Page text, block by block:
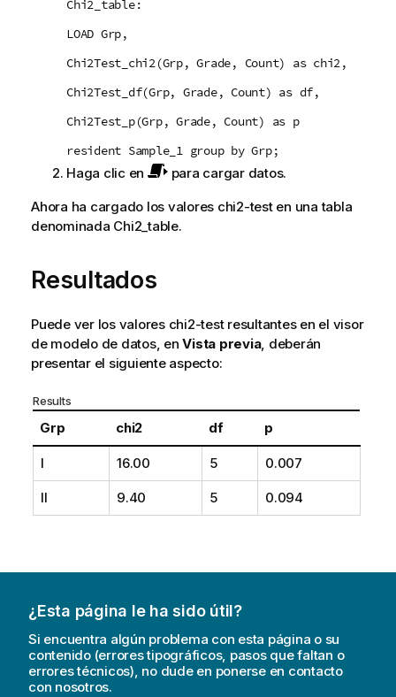
Chi2_table:
LOAD Grp,
Chi2Test_chi2(Grp, Grade, Count) as chi2,
Chi2Test_df(Grp, Grade, Count) as df,
Chi2Test_p(Grp, Grade, Count) as p
resident Sample_1 group by Grp;
Haga clic en
para cargar datos.
Ahora ha cargado los valores chi2-testen una tabla
denominada Chi2_table.
Resultados
Puede ver los valores chi2-testresultantes en el visor
de modelo de datos, enVista previa, deberán
presentar el siguiente aspecto:
Results
Grp chi2 df p
I 16.00 5 0.007
II 9.40 5 0.094
¿Esta página le ha sido útil?
Si encuentra algún problema con esta página o su
contenido (errores tipográficos, pasos que faltan o
errores técnicos), no dude en ponerse en contacto
con nosotros.